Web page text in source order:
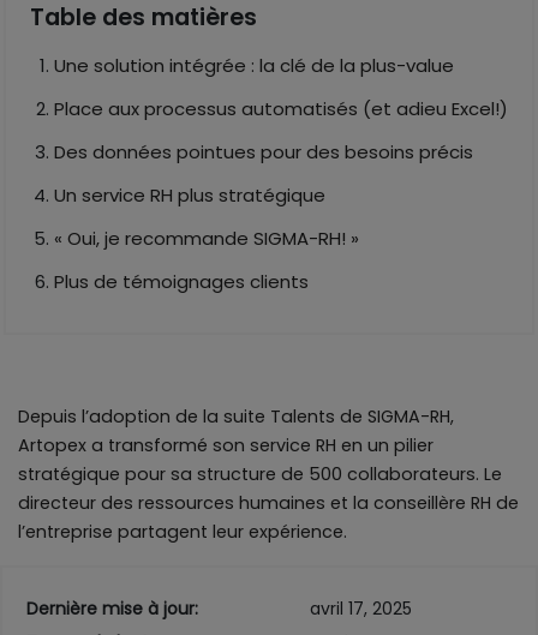
Table des matières
Une solution intégrée : la clé de la plus-value
Place aux processus automatisés (et adieu Excel!)
Des données pointues pour des besoins précis
Un service RH plus stratégique
« Oui, je recommande SIGMA-RH! »
Plus de témoignages clients
Depuis l’adoption de la suite Talents de SIGMA-RH,
Artopex a transformé son service RH en un pilier
stratégique pour sa structure de 500 collaborateurs. Le
directeur des ressources humaines et la conseillère RH de
l’entreprise partagent leur expérience.
Dernière mise à jour:
avril 17, 2025